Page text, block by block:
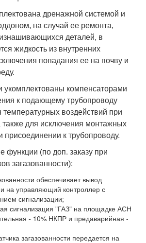
дренажной системой и
на случай ее ремонта,
деталей, в
жидкость из внутренних
попадания ее на почву и
укомплектованы компенсаторами
к подающему трубопроводу
температурных воздействий при
также для исключения монтажных
присоединении к трубопроводу.
функции (по доп. заказу при
загазованности):
обеспечивает вывод
на управляющий контроллер с
сигнализации;
сигнализация "ГАЗ" на площадке АСН
- 10% НКПР и предаварийная -
загазованности передается на